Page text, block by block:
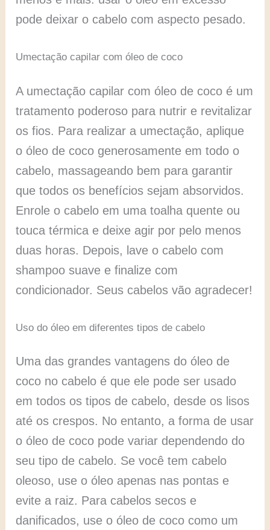
pode deixar o cabelo com aspecto pesado.
Umectação capilar com óleo de coco
A umectação capilar com óleo de coco é um
tratamento poderoso para nutrir e revitalizar
os fios. Para realizar a umectação, aplique
o óleo de coco generosamente em todo o
cabelo, massageando bem para garantir
que todos os benefícios sejam absorvidos.
Enrole o cabelo em uma toalha quente ou
touca térmica e deixe agir por pelo menos
duas horas. Depois, lave o cabelo com
shampoo suave e finalize com
condicionador. Seus cabelos vão agradecer!
Uso do óleo em diferentes tipos de cabelo
Uma das grandes vantagens do óleo de
coco no cabelo é que ele pode ser usado
em todos os tipos de cabelo, desde os lisos
até os crespos. No entanto, a forma de usar
o óleo de coco pode variar dependendo do
seu tipo de cabelo. Se você tem cabelo
oleoso, use o óleo apenas nas pontas e
evite a raiz. Para cabelos secos e
danificados, use o óleo de coco como um